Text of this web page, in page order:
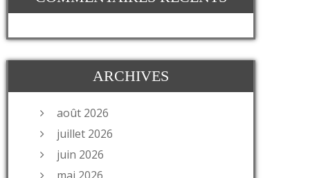
ARCHIVES
août 2026
juillet 2026
juin 2026